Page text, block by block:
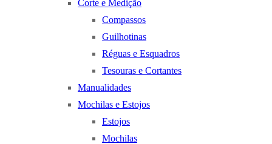
Corte e Medição
Compassos
Guilhotinas
Réguas e Esquadros
Tesouras e Cortantes
Manualidades
Mochilas e Estojos
Estojos
Mochilas